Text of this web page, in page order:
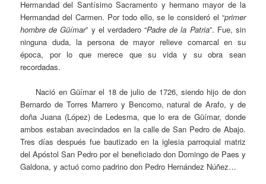
Hermandad del Santísimo Sacramento y hermano mayor de la
Hermandad del Carmen. Por todo ello, se le consideró el “primer
hombre de Güímar” y el verdadero “Padre de la Patria”. Fue, sin
ninguna duda, la persona de mayor relieve comarcal en su
época, por lo que merece que su vida y su obra sean
recordadas.
Nació en Güímar el 18 de julio de 1726, siendo hijo de don
Bernardo de Torres Marrero y Bencomo, natural de Arafo, y de
doña Juana (López) de Ledesma, que lo era de Güímar, donde
ambos estaban avecindados en la calle de San Pedro de Abajo.
Tres días después fue bautizado en la iglesia parroquial matriz
del Apóstol San Pedro por el beneficiado don Domingo de Paes y
Galdona, y actuó como padrino don Pedro Hernández Núñez…